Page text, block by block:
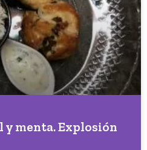
menta. Explosión